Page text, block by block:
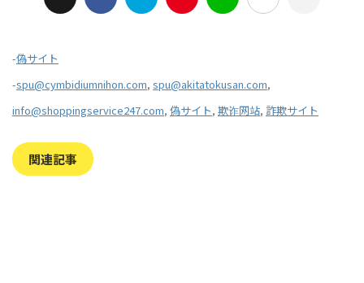
-偽サイト
-spu@cymbidiumnihon.com, spu@akitatokusan.com,
info@shoppingservice247.com, 偽サイト, 欺诈网站, 詐欺サイト
関連記事